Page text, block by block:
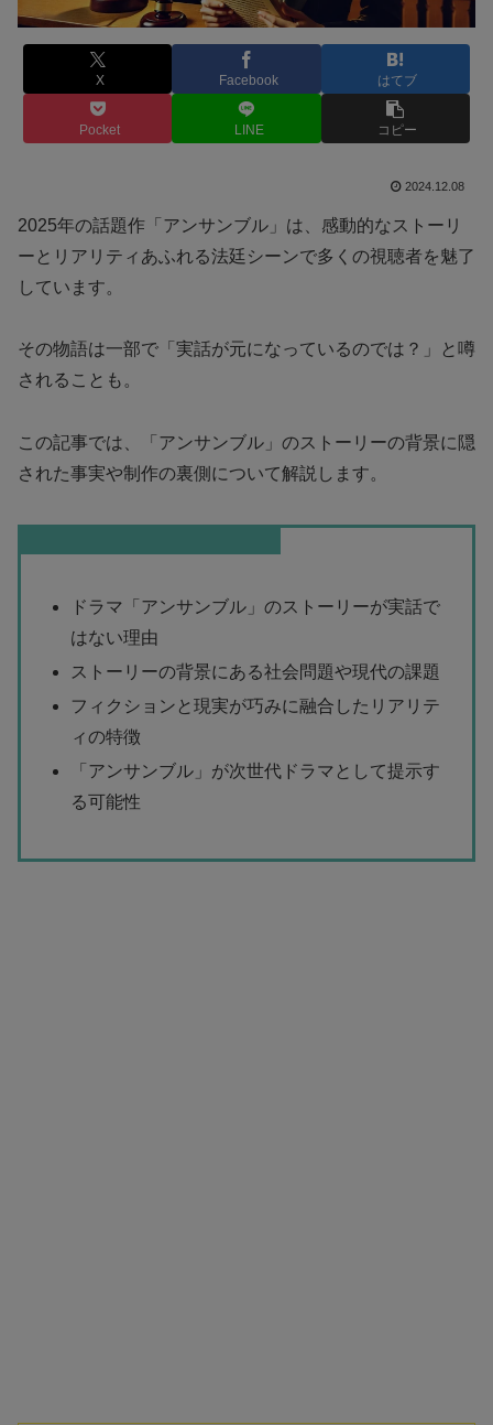
X Facebook はてブ
Pocket LINE コピー
2024.12.08
2025年の話題作「アンサンブル」は、感動的なストーリ
ーとリアリティあふれる法廷シーンで多くの視聴者を魅了
しています。
その物語は一部で「実話が元になっているのでは？」と噂
されることも。
この記事では、「アンサンブル」のストーリーの背景に隠
された事実や制作の裏側について解説します。
ドラマ「アンサンブル」のストーリーが実話で
はない理由
ストーリーの背景にある社会問題や現代の課題
フィクションと現実が巧みに融合したリアリテ
ィの特徴
「アンサンブル」が次世代ドラマとして提示す
る可能性